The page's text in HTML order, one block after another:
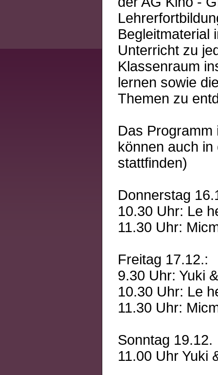
Begleitmaterial
Unterricht zu
Klassenraum
lernen sowie
Themen zu
Das Programm
können auch
stattfinden)
Donnerstag
10.30 Uhr: Le
11.30 Uhr:
Freitag 17.12.:
9.30 Uhr: Yuki
10.30 Uhr: Le
11.30 Uhr:
Sonntag 19.12.
11.00 Uhr Yuki